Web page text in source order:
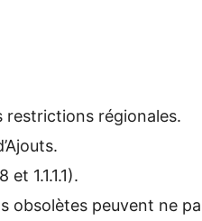
restrictions régionales.
1.1.1.1).
obsolètes peuvent ne